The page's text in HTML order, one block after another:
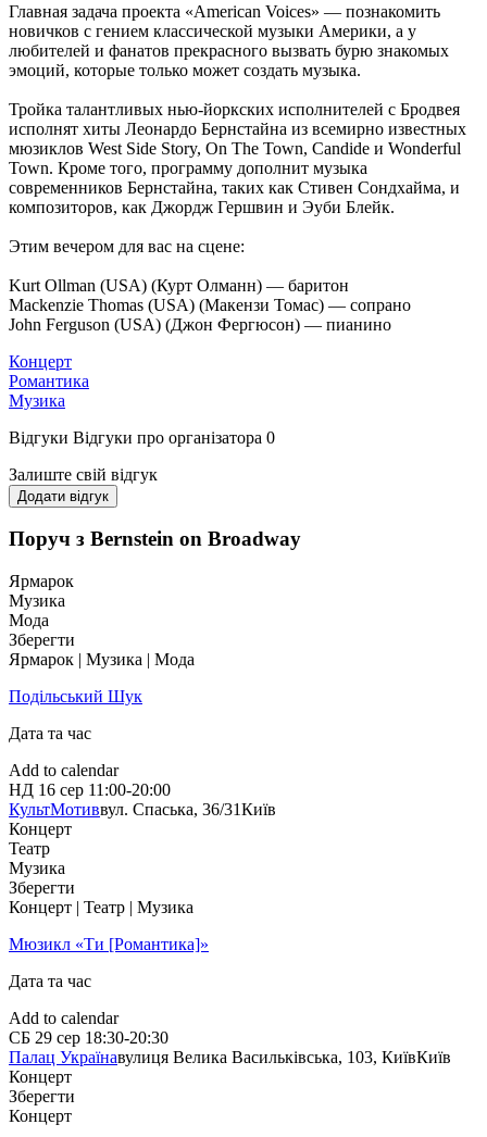
Главная задача проекта «American Voices» — познакомить
новичков с гением классической музыки Америки, а у
любителей и фанатов прекрасного вызвать бурю знакомых
эмоций, которые только может создать музыка.
Тройка талантливых нью-йоркских исполнителей с Бродвея
исполнят хиты Леонардо Бернстайна из всемирно известных
мюзиклов West Side Story, On The Town, Candide и Wonderful
Town. Кроме того, программу дополнит музыка
современников Бернстайна, таких как Стивен Сондхайма, и
композиторов, как Джордж Гершвин и Эуби Блейк.
Этим вечером для вас на сцене:
Kurt Ollman (USA) (Курт Олманн) — баритон
Mackenzie Thomas (USA) (Макензи Томас) — сопрано
John Ferguson (USA) (Джон Фергюсон) — пианино
Концерт
Романтика
Музика
Відгуки Відгуки про організатора 0
Залиште свій відгук
Додати відгук
Поруч з Bernstein on Broadway
Ярмарок
Музика
Мода
Зберегти
Ярмарок | Музика | Мода
Подільський Шук
Дата та час
Add to calendar
НД 16 сер 11:00-20:00
КультМотиввул. Спаська, 36/31Київ
Концерт
Театр
Музика
Зберегти
Концерт | Театр | Музика
Мюзикл «Ти [Романтика]»
Дата та час
Add to calendar
СБ 29 сер 18:30-20:30
Палац Українавулиця Велика Васильківська, 103, КиївКиїв
Концерт
Зберегти
Концерт